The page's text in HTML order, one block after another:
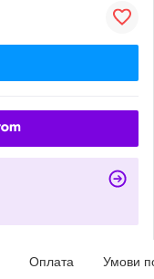
Оплата Умови